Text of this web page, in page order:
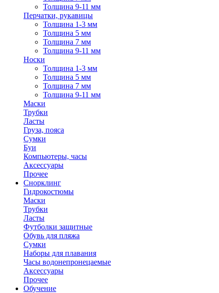
Толщина 9-11 мм
Перчатки, рукавицы
Толщина 1-3 мм
Толщина 5 мм
Толщина 7 мм
Толщина 9-11 мм
Носки
Толщина 1-3 мм
Толщина 5 мм
Толщина 7 мм
Толщина 9-11 мм
Маски
Трубки
Ласты
Груза, пояса
Сумки
Буи
Компьютеры, часы
Аксессуары
Прочее
Снорклинг
Гидрокостюмы
Маски
Трубки
Ласты
Футболки защитные
Обувь для пляжа
Сумки
Наборы для плавания
Часы водонепронецаемые
Аксессуары
Прочее
Обучение